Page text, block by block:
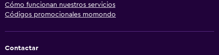
Cómo funcionan nuestros servicios
Códigos promocionales momondo
Contactar